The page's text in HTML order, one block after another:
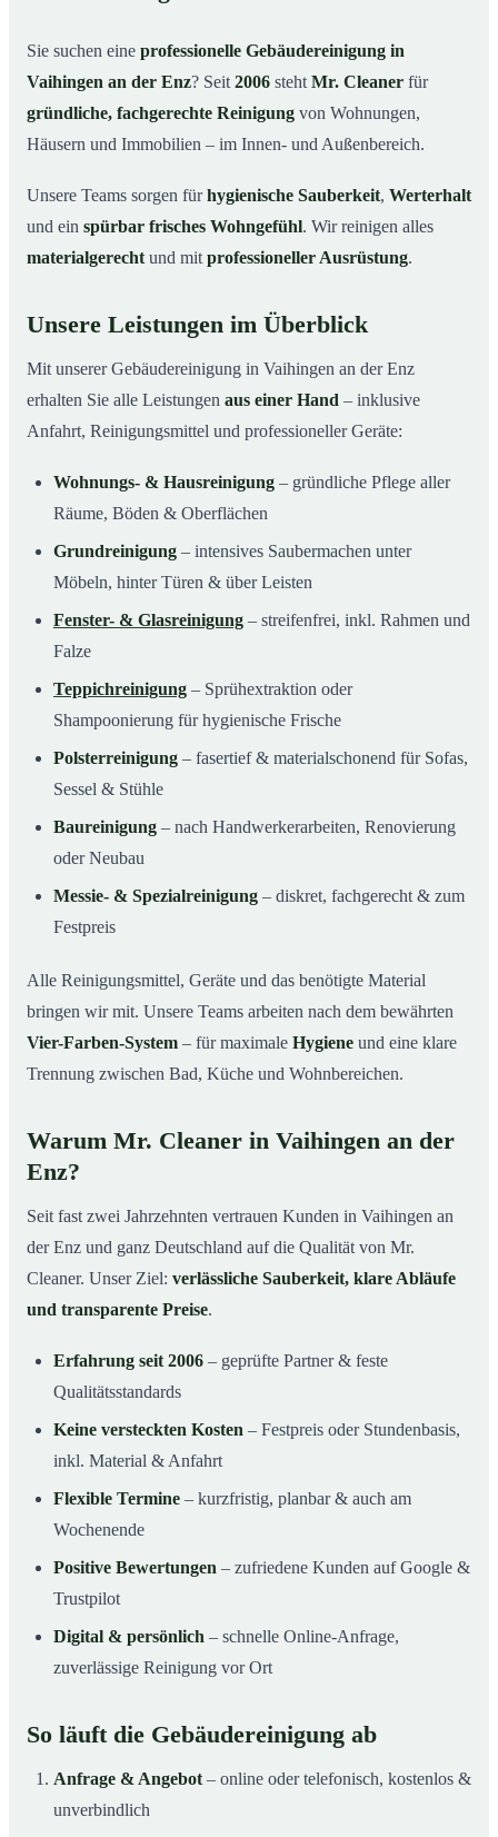
04So läuft die Gebäudereinigung ab
05Typische Anlässe für eine Gebäudereinigung
Umgebung
Jetzt Angebot einholen
08 Gebäudereinigung in Vaihingen an der Enz – Profis im
Sie suchen eine professionelle Gebäudereinigung in
Vaihingen an der Enz? Seit 2006 steht Mr. Cleaner für
gründliche, fachgerechte Reinigung von Wohnungen,
Häusern und Immobilien – im Innen- und Außenbereich.
Unsere Teams sorgen fürhygienische Sauberkeit, Werterhalt
und ein spürbar frisches Wohngefühl. Wir reinigen alles
materialgerecht und mit professioneller Ausrüstung.
Unsere Leistungen im Überblick
Mit unserer Gebäudereinigung in Vaihingen an der Enz
erhalten Sie alle Leistungen aus einer Hand – inklusive
Anfahrt, Reinigungsmittel und professioneller Geräte:
Wohnungs- & Hausreinigung – gründliche Pflege aller
Räume, Böden & Oberflächen
Grundreinigung – intensives Saubermachen unter
Möbeln, hinter Türen & über Leisten
Fenster- & Glasreinigung – streifenfrei, inkl. Rahmen und
Falze
Teppichreinigung – Sprühextraktion oder
Shampoonierung für hygienische Frische
Polsterreinigung – fasertief & materialschonend für Sofas,
Sessel & Stühle
Baureinigung – nach Handwerkerarbeiten, Renovierung
oder Neubau
Messie- & Spezialreinigung – diskret, fachgerecht & zum
Festpreis
Alle Reinigungsmittel, Geräte und das benötigte Material
bringen wir mit. Unsere Teams arbeiten nach dem bewährten
Vier-Farben-System – für maximale Hygiene und eine klare
Trennung zwischen Bad, Küche und Wohnbereichen.
Warum Mr. Cleaner in Vaihingen an der
Enz?
Seit fast zwei Jahrzehnten vertrauen Kunden in Vaihingen an
der Enz und ganz Deutschland auf die Qualität von Mr.
Cleaner. Unser Ziel: verlässliche Sauberkeit, klare Abläufe
und transparente Preise.
Erfahrung seit 2006 – geprüfte Partner & feste
Qualitätsstandards
Keine versteckten Kosten – Festpreis oder Stundenbasis,
inkl. Material & Anfahrt
Flexible Termine – kurzfristig, planbar & auch am
Wochenende
Positive Bewertungen – zufriedene Kunden auf Google &
Trustpilot
Digital & persönlich – schnelle Online-Anfrage,
zuverlässige Reinigung vor Ort
So läuft die Gebäudereinigung ab
Anfrage & Angebot – online oder telefonisch, kostenlos &
unverbindlich